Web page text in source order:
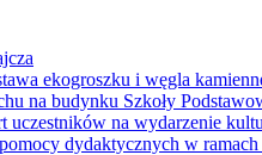
ekogroszku i węgla
na budynku Szkoły
na wydarzenie
dydaktycznych w